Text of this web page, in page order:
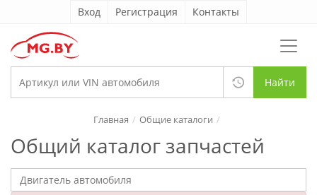
Вход Регистрация Контакты
Найти
Общий каталог запчастей
Главная Общие каталоги